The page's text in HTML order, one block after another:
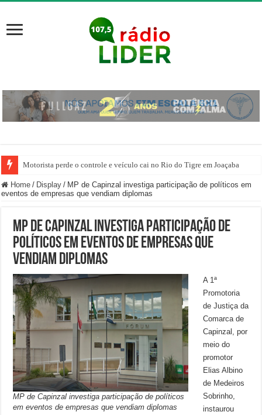
Motorista perde o controle e veículo cai no Rio do Tigre em Joaçaba
Home / Display / MP de Capinzal investiga participação de políticos em
eventos de empresas que vendiam diplomas
MP de Capinzal investiga participação de
políticos em eventos de empresas que
vendiam diplomas
MP de Capinzal investiga participação de políticos
em eventos de empresas que vendiam diplomas
A 1ª
Promotoria
de Justiça da
Comarca de
Capinzal, por
meio do
promotor
Elias Albino
de Medeiros
Sobrinho,
instaurou